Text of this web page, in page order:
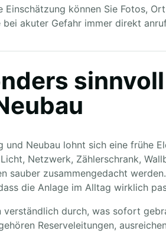
Einschätzung können Sie Fotos,
bei akuter Gefahr immer direkt
und Neubau lohnt sich eine frühe
Netzwerk, Zählerschrank,
sauber zusammengedacht
die Anlage im Alltag wirklich
verständlich durch, was sofort
Reserveleitungen,